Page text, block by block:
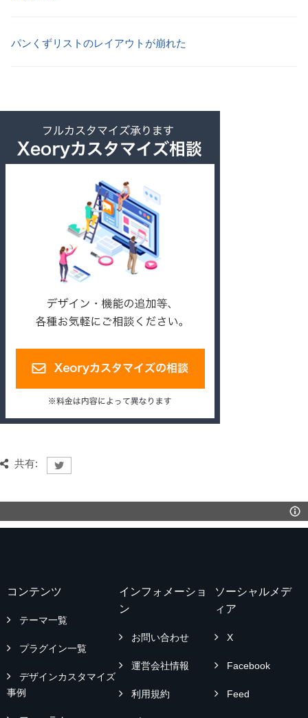
パンくずリストのレイアウトが崩れた
共有:
コンテンツ
テーマ一覧
プラグイン一覧
デザインカスタマイズ
事例
インフォメーショ
ン
お問い合わせ
運営会社情報
利用規約
ソーシャルメデ
ィア
X
Facebook
Feed